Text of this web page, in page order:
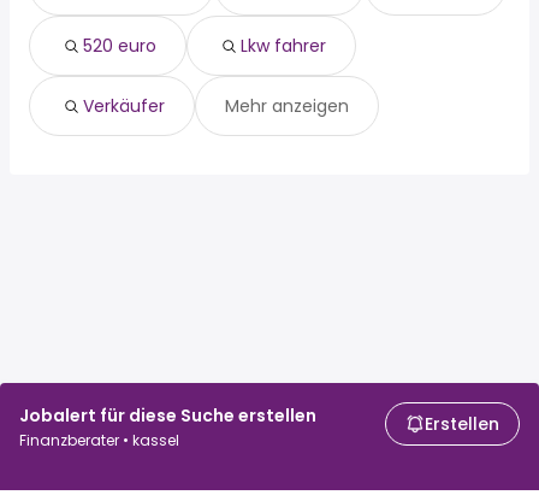
Jobalert für diese Suche erstellen
Finanzberater • kassel
Erstellen
520 euro Lkw fahrer
Verkäufer Mehr anzeigen